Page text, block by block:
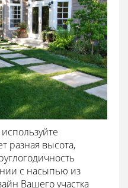
разная высота,
с насыпью из
Вашего участка